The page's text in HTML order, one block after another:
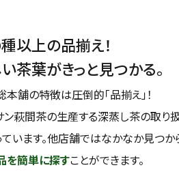
以上の品揃え！
茶葉がきっと見つかる。
本舗の特徴は圧倒的「品揃え」！
ン萩間茶の生産する深蒸し茶の取り
ています。他店舗ではなかなか見つ
を簡単に探すことができます。